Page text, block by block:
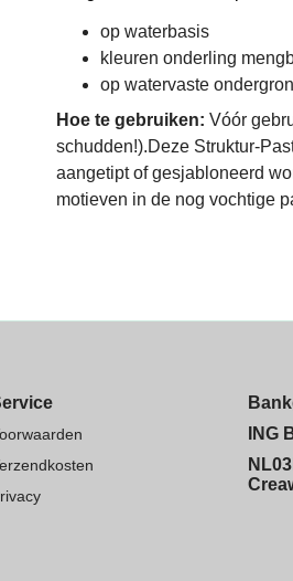
op waterbasis
kleuren onderling
op watervaste
Hoe te gebruiken: Vóór
schudden!).Deze Struktur-
aangetipt of gesjabloneerd
motieven in de nog vochtige
ING